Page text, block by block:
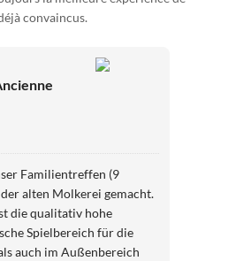
convaincus.
Familientreffen (9
die qualitativ hohe
für die
auch im Außenbereich